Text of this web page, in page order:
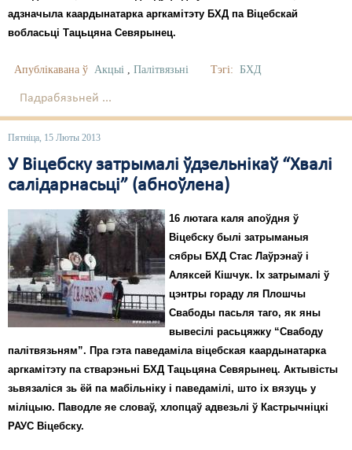
адзначыла каардынатарка аргкамітэту БХД па Віцебскай
вобласьці Тацьцяна Севярынец.
Апублікавана ў Акцыі , Палітвязьні Тэгі: БХД
Падрабязьней ...
Пятніца, 15 Люты 2013
У Віцебску затрымалі ўдзельнікаў “Хвалі
салідарнасьці” (абноўлена)
16 лютага каля апоўдня ў
Віцебску былі затрыманыя
сябры БХД Стас Лаўрэнаў і
Аляксей Кішчук. Іх затрымалі ў
цэнтры гораду ля Плошчы
Свабоды пасьля таго, як яны
вывесілі расьцяжку “Свабоду
палітвязьням”. Пра гэта паведаміла віцебская каардынатарка
аргкамітэту па стварэньні БХД Тацьцяна Севярынец. Актывісты
зьвязаліся зь ёй па мабільніку і паведамілі, што іх вязуць у
міліцыю. Паводле яе словаў, хлопцаў адвезьлі ў Кастрычніцкі
РАУС Віцебску.